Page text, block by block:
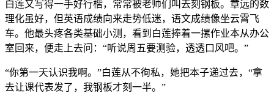
白莲又写得一手好行楷，常常被老师们叫去刻钢板。章远的数
理化虽好，但英语成绩向来走势低迷，语文成绩像坐云霄飞
车。他最头疼各类基础小测，看到白莲捧着一摞作业本从办公
室回来，便走上去问：“听说周五要测验，透透口风吧。”
“你第一天认识我啊。”白莲从不徇私，她把本子递过去，“拿
去让课代表发了，我钢板才刻一半。”